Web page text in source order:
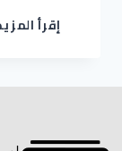
إقرأ